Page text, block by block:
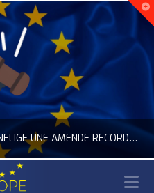
LA COMMISSION EUROPÉENNE INFLIGE UNE AMENDE RECORD À GOOGLE